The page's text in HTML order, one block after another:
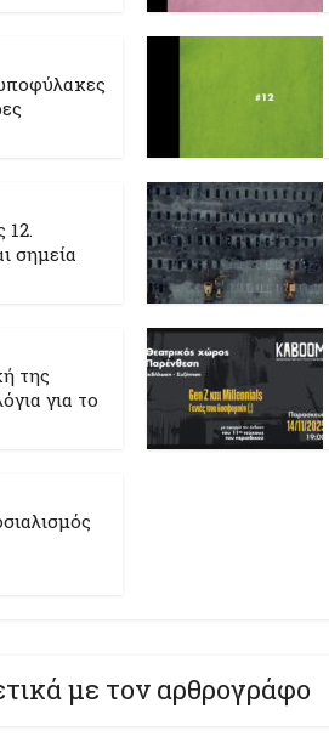
12.
σημεία
της
για το
με τον αρθρογράφο